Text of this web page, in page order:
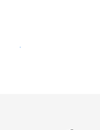
ค้าใหม่ ๆ ตั้งแต่วันนี้